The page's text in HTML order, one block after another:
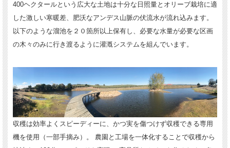
400ヘクタールという広大な土地は十分な日照量とオリーブ栽培に適
した激しい寒暖差、肥沃なアンデス山脈の伏流水が流れ込みます。
以下のような溜池を２０箇所以上保有し、必要な水量が必要な区画
の木々のみに行き渡るように灌漑システムを組んでいます。
収穫は効率よくスピーディーに、かつ実を傷つけず収穫できる専用
機を使用（一部手摘み）。 農園と工場を一体化することで収穫から